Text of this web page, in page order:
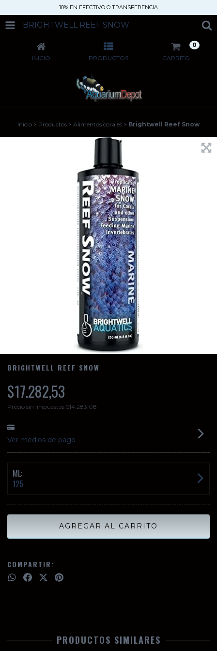
10% EN EFECTIVO O TRANSFERENCIA
BRIGHTWELL REEF SNOW
INICIO PRODUCTOS CARRITO
0
Inicio > Productos > Alimentos corales > Brightwell Reef Snow
BRIGHTWELL REEF SNOW
$17.282,53
Precio sin impuestos $14.283,08
Ver medios de pago
ML:
125
COMPARTIR:
PRODUCTOS SIMILARES